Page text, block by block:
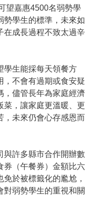
望嘉惠4500名弱勢學
勢學生的標準，未來如
在成長過程不致太過辛
生能採每天領餐方
，不會有過期或食安疑
，儘管長年為家庭經濟
菜，讓家庭更溫暖、更
，未來仍會心存感恩而
許多縣市合作開辦數
券（午餐券）金額比六
於被標籤化的尷尬，
對弱勢學生的重視和關